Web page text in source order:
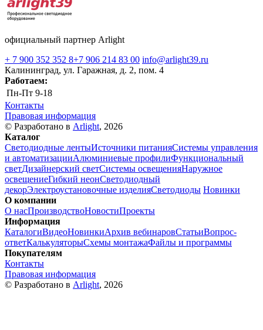
официальный партнер Arlight
+ 7 900 352 352 8+7 906 214 83 00 info@arlight39.ru
Калининград, ул. Гаражная, д. 2, пом. 4
Работаем:
Пн-Пт 9-18
Контакты
Правовая информация
© Разработано в Arlight, 2026
Каталог
Светодиодные лентыИсточники питанияСистемы управления
и автоматизацииАлюминиевые профилиФункциональный
светДизайнерский светСистемы освещенияНаружное
освещениеГибкий неонСветодиодный
декорЭлектроустановочные изделияСветодиоды Новинки
О компании
О насПроизводствоНовостиПроекты
Информация
КаталогиВидеоНовинкиАрхив вебинаровСтатьиВопрос-
ответКалькуляторыСхемы монтажаФайлы и программы
Покупателям
Контакты
Правовая информация
© Разработано в Arlight, 2026